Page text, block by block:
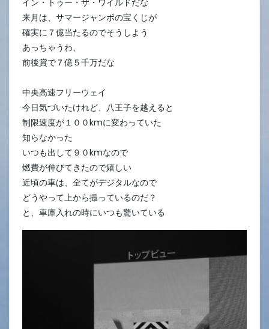
来月は、サマージャンボの宝くじが
確実に７億当たるのでそうしよう
あっちゃうわ、
前後賞で７億５千万だな
中央高速フリーウェイ
今日気づいたけれど、八王子を越えると
制限速度が１００kmに変わっていた
知らなかった
いつも出して９０kmなので
燃費が伸びてきたので嬉しい
近頃の車は、全てがデジタルなので
どうやって上から撮っているのだ？
と、車庫入れの時にいつも驚いている